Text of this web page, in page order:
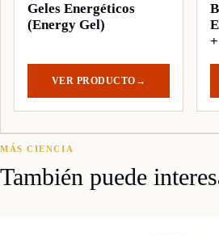
Geles Energéticos
(Energy Gel)
VER PRODUCTO →
MÁS CIENCIA
También puede